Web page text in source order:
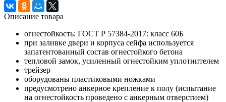
Описание товара
огнестойкость: ГОСТ Р 57384-2017: класс 60Б
при заливке двери и корпуса сейфа используется
запатентованный состав огнестойкого бетона
тепловой замок, усиленный огнестойким уплотнителем
трейзер
оборудованы пластиковыми ножками
предусмотрено анкерное крепление к полу (испытание
на огнестойкость проведено с анкерным отверстием)